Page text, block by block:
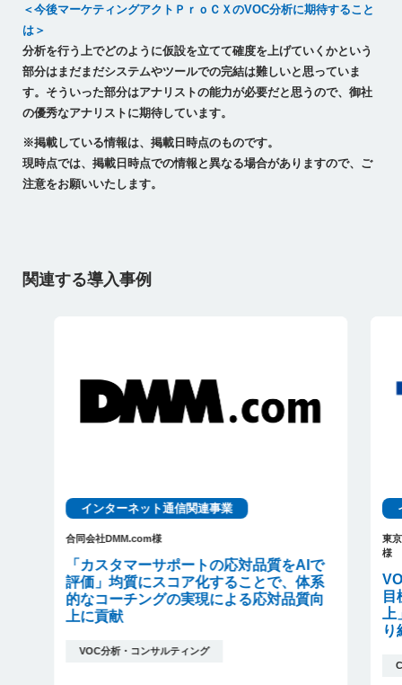
＜今後マーケティングアクトＰｒｏＣＸのVOC分析に期待すること
は＞
分析を行う上でどのように仮設を立てて確度を上げていくかという
部分はまだまだシステムやツールでの完結は難しいと思っていま
す。そういった部分はアナリストの能力が必要だと思うので、御社
の優秀なアナリストに期待しています。
※掲載している情報は、掲載日時点のものです。
現時点では、掲載日時点での情報と異なる場合がありますので、ご
注意をお願いいたします。
関連する導入事例
インターネット通信関連事業
合同会社DMM.com様
「カスタマーサポートの応対品質をAIで
評価」均質にスコア化することで、体系
的なコーチングの実現による応対品質向
上に貢献
VOC分析・コンサルティング
東
様
り